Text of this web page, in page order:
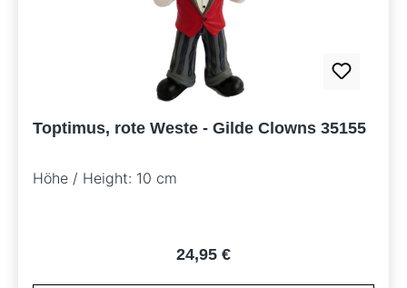
Toptimus, rote Weste - Gilde Clowns 35155
Höhe / Height: 10 cm
Regulärer Preis:
24,95 €